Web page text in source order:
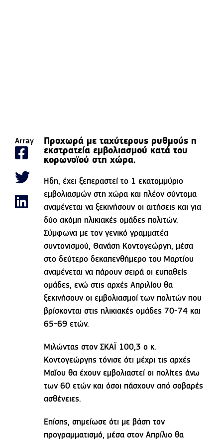
Array
Προχωρά με ταχύτερους ρυθμούς η
εκστρατεία εμβολιασμού κατά του
κορωνοϊού στη χώρα.
Ηδη, έχει ξεπεραστεί το 1 εκατομμύριο
εμβολιασμών στη χώρα και πλέον σύντομα
αναμένεται να ξεκινήσουν οι αιτήσεις και για
δύο ακόμη ηλικιακές ομάδες πολιτών.
Σύμφωνα με τον γενικό γραμματέα
συντονισμού, Θανάση Κοντογεώργη, μέσα
στο δεύτερο δεκαπενθήμερο του Μαρτίου
αναμένεται να πάρουν σειρά οι ευπαθείς
ομάδες, ενώ στις αρχές Απριλίου θα
ξεκινήσουν οι εμβολιασμοί των πολιτών που
βρίσκονται στις ηλικιακές ομάδες 70-74 και
65-69 ετών.
Μιλώντας στον ΣΚΑΪ 100,3 ο κ.
Κοντογεώργης τόνισε ότι μέχρι τις αρχές
Μαΐου θα έχουν εμβολιαστεί οι πολίτες άνω
των 60 ετών και όσοι πάσχουν από σοβαρές
ασθένειες.
Επίσης, σημείωσε ότι με βάση τον
προγραμματισμό, μέσα στον Απρίλιο θα